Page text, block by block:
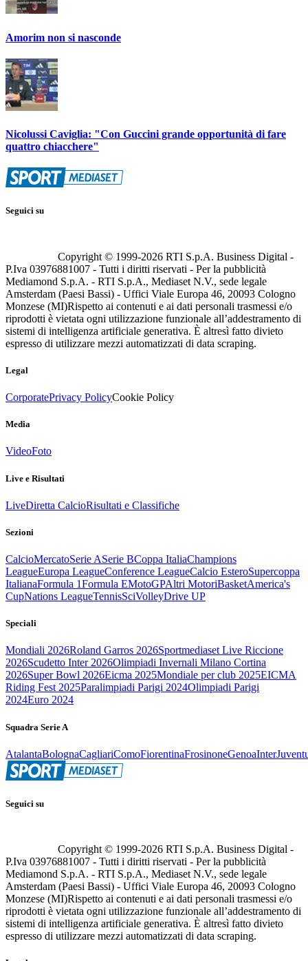
Amorim non si nasconde
Nicolussi Caviglia: "Con Guccini grande opportunità di fare
quattro chiacchere"
Seguici su
Copyright © 1999-2026 RTI S.p.A. Business Digital -
P.Iva 03976881007 - Tutti i diritti riservati - Per la pubblicità
Mediamond S.p.A. - RTI S.p.A., Mediaset N.V., sede legale
Amsterdam (Paesi Bassi) - Uffici Viale Europa 46, 20093 Cologno
Monzese (MI)Rispetto ai contenuti e ai dati personali trasmessi e/o
riprodotti è vietata ogni utilizzazione funzionale all’addestramento di
sistemi di intelligenza artificiale generativa. È altresì fatto divieto
espresso di utilizzare mezzi automatizzati di data scraping.
Legal
CorporatePrivacy PolicyCookie Policy
Media
VideoFoto
Live e Risultati
LiveDiretta CalcioRisultati e Classifiche
Sezioni
CalcioMercatoSerie ASerie BCoppa ItaliaChampions
LeagueEuropa LeagueConference LeagueCalcio EsteroSupercoppa
ItalianaFormula 1Formula EMotoGPAltri MotoriBasketAmerica's
CupNations LeagueTennisSciVolleyDrive UP
Speciali
Mondiali 2026Roland Garros 2026Sportmediaset Live Riccione
2026Scudetto Inter 2026Olimpiadi Invernali Milano Cortina
2026Super Bowl 2026Eicma 2025Mondiale per club 2025EICMA
Riding Fest 2025Paralimpiadi Parigi 2024Olimpiadi Parigi
2024Euro 2024
Squadra Serie A
AtalantaBolognaCagliariComoFiorentinaFrosinoneGenoaInter
Seguici su
Copyright © 1999-2026 RTI S.p.A. Business Digital -
P.Iva 03976881007 - Tutti i diritti riservati - Per la pubblicità
Mediamond S.p.A. - RTI S.p.A., Mediaset N.V., sede legale
Amsterdam (Paesi Bassi) - Uffici Viale Europa 46, 20093 Cologno
Monzese (MI)Rispetto ai contenuti e ai dati personali trasmessi e/o
riprodotti è vietata ogni utilizzazione funzionale all’addestramento di
sistemi di intelligenza artificiale generativa. È altresì fatto divieto
espresso di utilizzare mezzi automatizzati di data scraping.